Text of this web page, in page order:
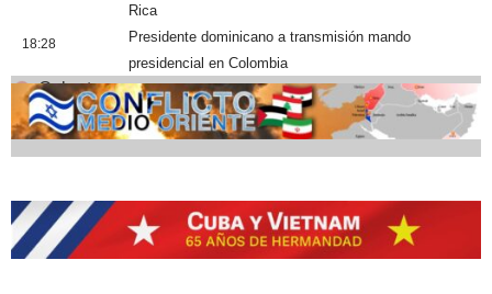
Rica
18:28
Presidente dominicano a transmisión mando
presidencial en Colombia
Cobertura